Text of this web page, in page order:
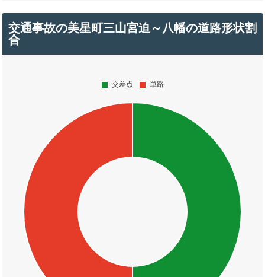
交通事故の美星町三山宮迫～八幡の道路形状割
合